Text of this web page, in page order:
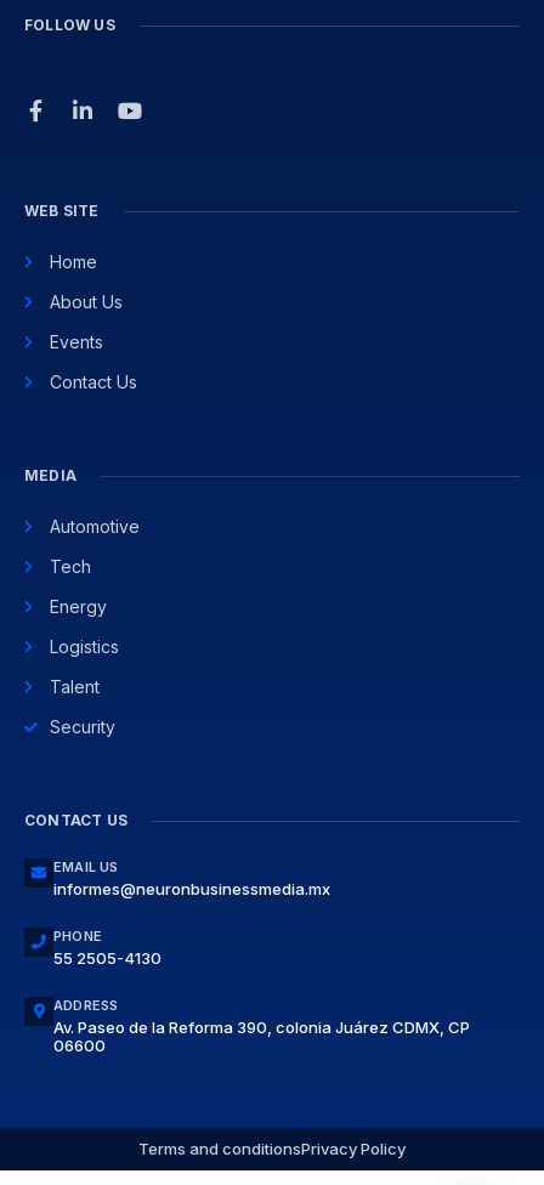
FOLLOW US
WEB SITE
Home
About Us
Events
Contact Us
MEDIA
Automotive
Tech
Energy
Logistics
Talent
Security
CONTACT US
EMAIL US
informes@neuronbusinessmedia.mx
PHONE
55 2505-4130
ADDRESS
Av. Paseo de la Reforma 390, colonia Juárez CDMX, CP
06600
Terms and conditionsPrivacy Policy